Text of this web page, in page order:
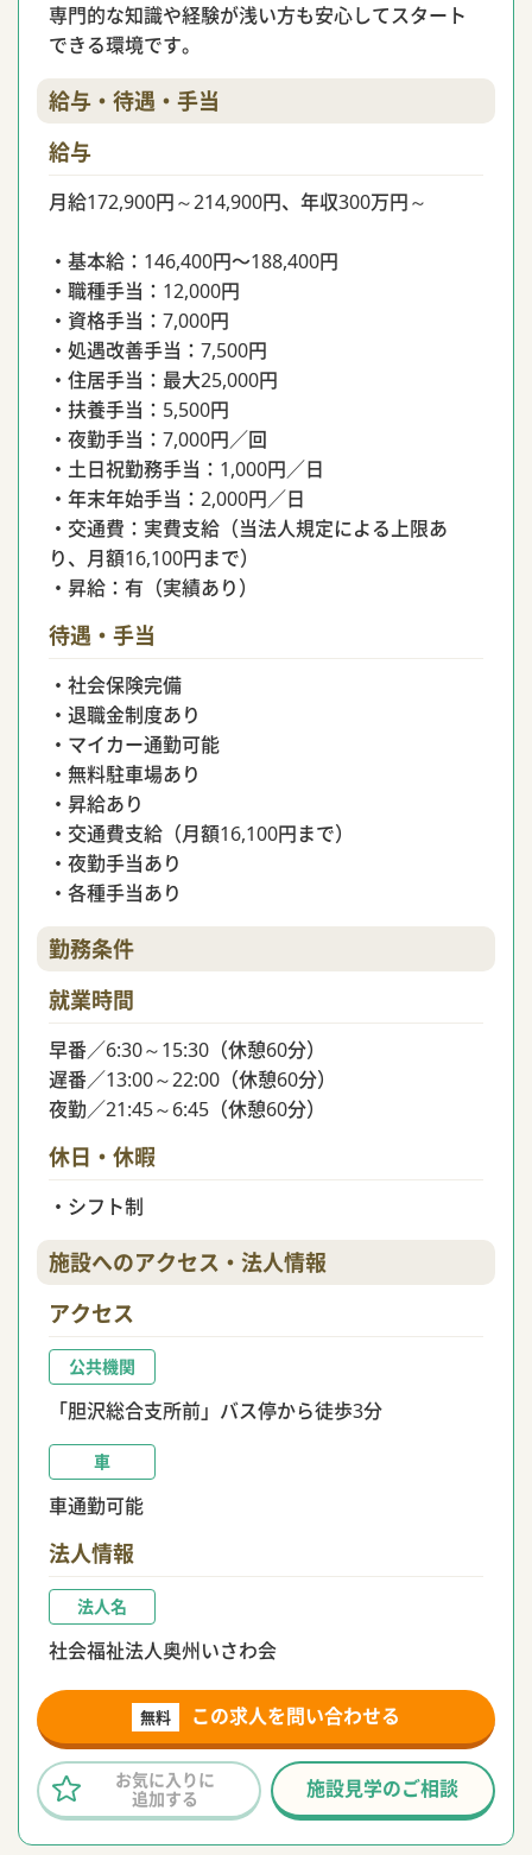
専門的な知識や経験が浅い方も安心してスタート
できる環境です。
給与・待遇・手当
給与
月給172,900円～214,900円、年収300万円～
・基本給：146,400円〜188,400円
・職種手当：12,000円
・資格手当：7,000円
・処遇改善手当：7,500円
・住居手当：最大25,000円
・扶養手当：5,500円
・夜勤手当：7,000円／回
・土日祝勤務手当：1,000円／日
・年末年始手当：2,000円／日
・交通費：実費支給（当法人規定による上限あ
り、月額16,100円まで）
・昇給：有（実績あり）
待遇・手当
・社会保険完備
・退職金制度あり
・マイカー通勤可能
・無料駐車場あり
・昇給あり
・交通費支給（月額16,100円まで）
・夜勤手当あり
・各種手当あり
勤務条件
就業時間
早番／6:30～15:30（休憩60分）
遅番／13:00～22:00（休憩60分）
夜勤／21:45～6:45（休憩60分）
休日・休暇
・シフト制
施設へのアクセス・法人情報
アクセス
公共機関
「胆沢総合支所前」バス停から徒歩3分
車
車通勤可能
法人情報
法人名
社会福祉法人奥州いさわ会
無料 この求人を問い合わせる
施設見学のご相談
お気に入りに
追加する